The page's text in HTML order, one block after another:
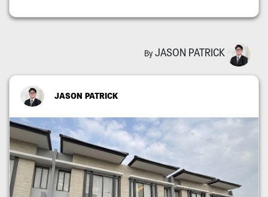
By JASON PATRICK
JASON PATRICK